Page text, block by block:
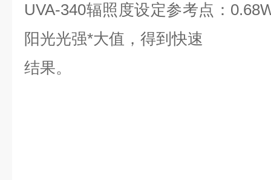
UVA-340辐照度设定参考点：
阳光光强*大值，得到快速
结果。